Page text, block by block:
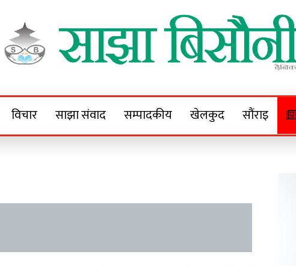
Sajha Bisaunee
विचार साझा संवाद सम्पादकीय खेलकुद सौंराइ